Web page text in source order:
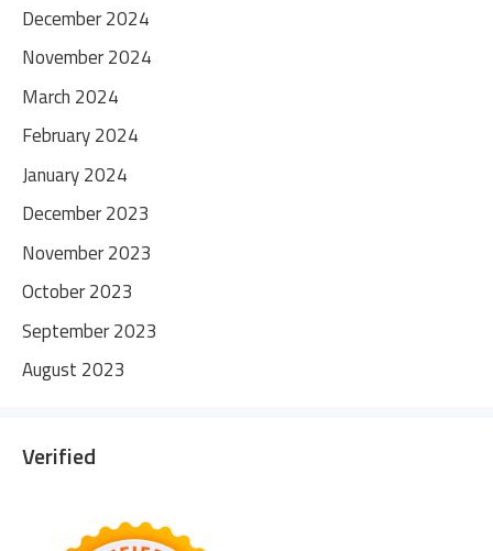
December 2024
November 2024
March 2024
February 2024
January 2024
December 2023
November 2023
October 2023
September 2023
August 2023
Verified